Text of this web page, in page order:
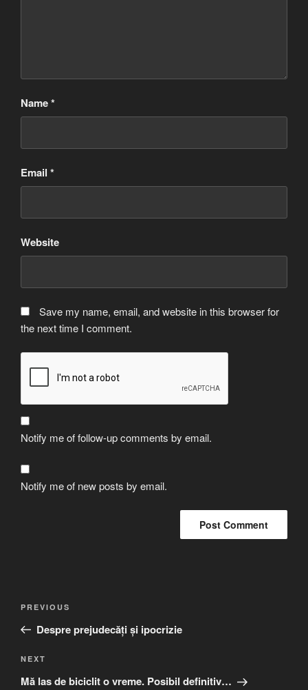
Name*
Email *
Website
Save my name, email, and website in this browser for
the next time I comment.
Notify me of follow-up comments by email.
Notify me of new posts by email.
Previous
Post
PREVIOUS
Despre prejudecăți și ipocrizie
Next
Post
NEXT
Mă las de biciclit o vreme. Posibil definitiv…